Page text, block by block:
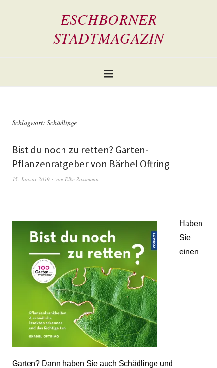
ESCHBORNER
STADTMAGAZIN
Schlagwort: Schädlinge
Bist du noch zu retten? Garten-
Pflanzenratgeber von Bärbel Oftring
15. Januar 2019 von Elke Rossmann
Haben
Sie
einen
Garten? Dann haben Sie auch Schädlinge und